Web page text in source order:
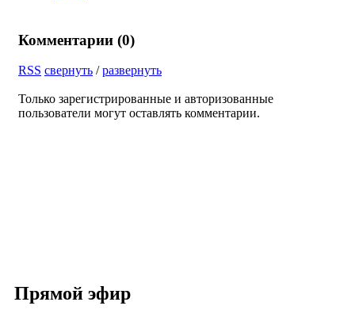
Комментарии (0)
RSS свернуть /развернуть
Только зарегистрированные и авторизованные
пользователи могут оставлять комментарии.
Прямой эфир